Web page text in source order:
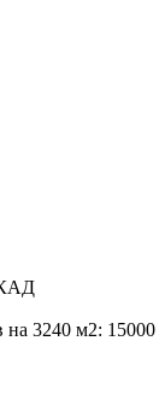
на 3240 м2: 15000